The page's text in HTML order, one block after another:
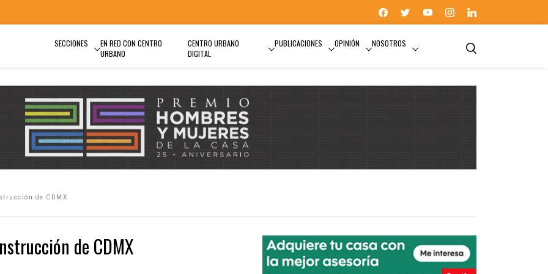
SECCIONES
EN RED CON CENTRO
URBANO
CENTRO URBANO
DIGITAL
PUBLICACIONES OPINIÓN NOSOTROS
de CDMX
de CDMX